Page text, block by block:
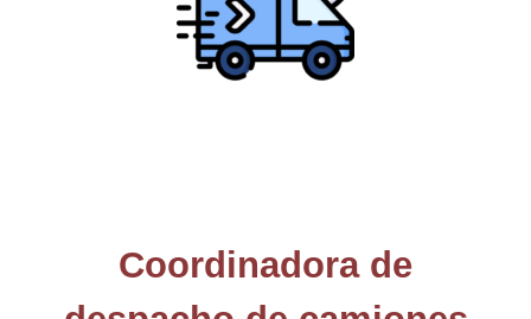
Coordinadora de